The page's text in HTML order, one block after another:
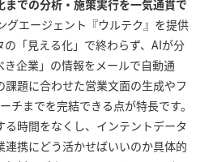
までの分析・施策実行を一気通貫で
グエージェント『ウルテク』を提供
の「見える化」で終わらず、AIが分
企業」の情報をメールで自動通
題に合わせた営業文面の生成やフ
チまでを完結できる点が特長です。
る時間をなくし、インテントデータ
携にどう活かせばいいのか具体的